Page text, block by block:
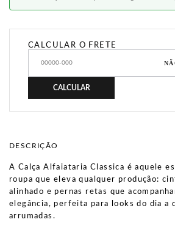
CALCULAR O FRETE
CALCULAR
DESCRIÇÃO
A Calça Alfaiataria Classica é aquele
roupa que eleva qualquer produção:
alinhado e pernas retas que
elegância, perfeita para looks do dia a
arrumadas.